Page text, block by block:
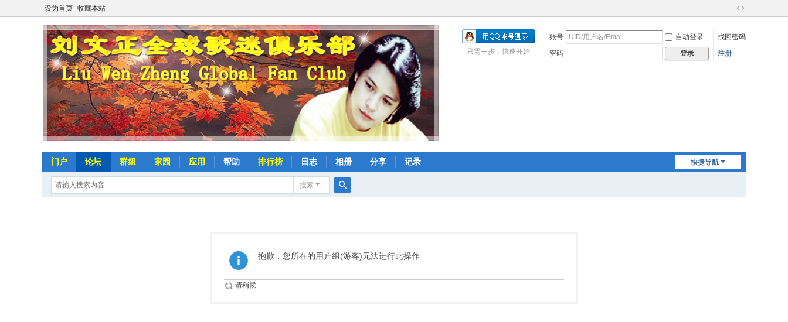
设为首页 收藏本站
切
到
账号 自动登录
找回密码
密码
登录 注册
只需一步，快速开始
快捷导航
门户 论坛 群组 家园 应用 帮助 排行榜 日志 相册 分享 记录
搜索
抱歉，您所在的用户组(游客)无法进行此操作
请稍候...